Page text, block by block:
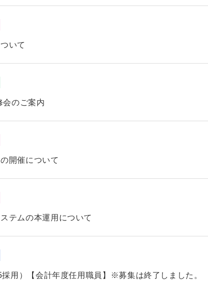
いて
のご案内
開催について
テムの本運用について
用）【会計年度任用職員】※募集は終了しました。